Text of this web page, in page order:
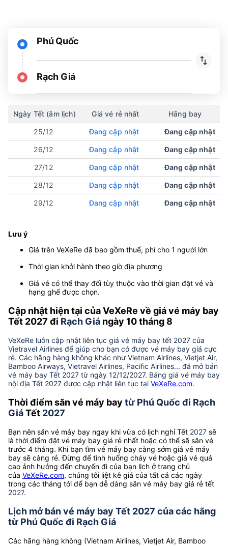
Phú Quốc
Rạch Giá
Ngày Tết (âm lịch) Giá vé rẻ nhất Hãng bay
25/12 Đang cập nhật Đang cập nhật
26/12 Đang cập nhật Đang cập nhật
27/12 Đang cập nhật Đang cập nhật
28/12 Đang cập nhật Đang cập nhật
29/12 Đang cập nhật Đang cập nhật
Lưu ý
Giá trên VeXeRe đã bao gồm thuế, phí cho 1 người lớn
Thời gian khởi hành theo giờ địa phương
Giá vé có thể thay đổi tùy thuộc vào thời gian đặt vé và
hạng ghế được chọn.
Cập nhật hiện tại của VeXeRe về giá vé máy bay
Tết 2027 đi Rạch Giá ngày 10 tháng 8
VeXeRe luôn cập nhật liên tục giá vé máy bay tết 2027 của
Vietravel Airlines để giúp cho bạn có được vé máy bay giá cực
rẻ. Các hãng hàng không khác như Vietnam Airlines, Vietjet Air,
Bamboo Airways, Vietravel Airlines, Pacific Airlines... đã mở bán
vé máy bay Tết 2027 từ ngày 12/12/2027. Bảng giá vé máy bay
nội địa Tết 2027 được cập nhật liên tục tại VeXeRe.com.
Thời điểm săn vé máy bay từ Phú Quốc đi Rạch
GiáTết 2027
Bạn nên săn vé máy bay ngay khi vừa có lịch nghỉ Tết 2027 sẽ
là thời điểm đặt vé máy bay giá rẻ nhất hoặc có thể sẽ săn vé
trước 4 tháng. Khi bạn tìm vé máy bay càng sớm giá vé máy
bay sẽ càng rẻ. Đừng để tình huống cháy vé hoặc giá vé quá
cao ảnh hưởng đến chuyến đi của bạn lịch ở trang chủ
của VeXeRe.com, chúng tôi liệt kê giá của tất cả các ngày
trong các tháng tới để bạn dễ dàng săn vé máy bay giá rẻ tết
2027.
Lịch mở bán vé máy bay Tết 2027 của các hãng
từ Phú Quốc đi Rạch Giá
Các hãng hàng không (Vietnam Airlines, Vietjet Air, Bamboo